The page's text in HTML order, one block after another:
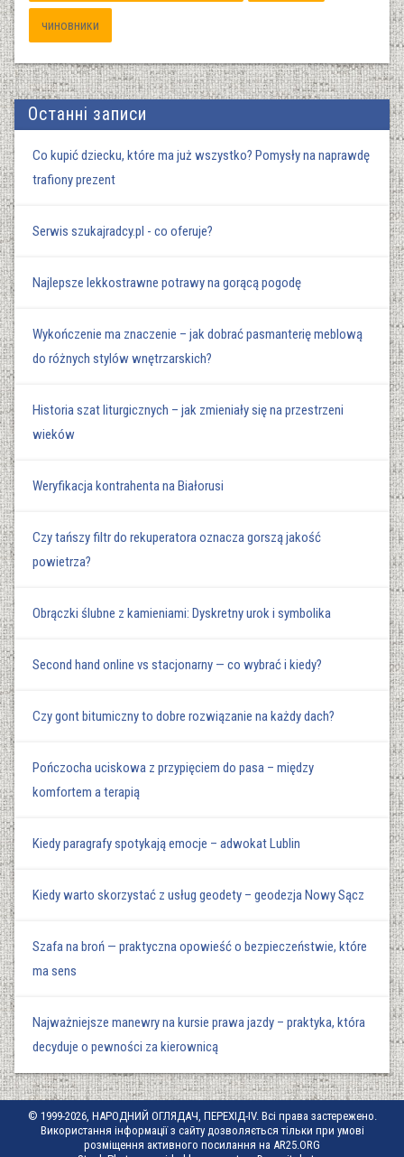
чиновники
Останні записи
Co kupić dziecku, które ma już wszystko? Pomysły na naprawdę
trafiony prezent
Serwis szukajradcy.pl - co oferuje?
Najlepsze lekkostrawne potrawy na gorącą pogodę
Wykończenie ma znaczenie – jak dobrać pasmanterię meblową
do różnych stylów wnętrzarskich?
Historia szat liturgicznych – jak zmieniały się na przestrzeni
wieków
Weryfikacja kontrahenta na Białorusi
Czy tańszy filtr do rekuperatora oznacza gorszą jakość
powietrza?
Obrączki ślubne z kamieniami: Dyskretny urok i symbolika
Second hand online vs stacjonarny — co wybrać i kiedy?
Czy gont bitumiczny to dobre rozwiązanie na każdy dach?
Pończocha uciskowa z przypięciem do pasa – między
komfortem a terapią
Kiedy paragrafy spotykają emocje – adwokat Lublin
Kiedy warto skorzystać z usług geodety – geodezja Nowy Sącz
Szafa na broń — praktyczna opowieść o bezpieczeństwie, które
ma sens
Najważniejsze manewry na kursie prawa jazdy – praktyka, która
decyduje o pewności za kierownicą
© 1999-2026, НАРОДНИЙ ОГЛЯДАЧ, ПЕРЕХІД-IV. Всі права застережено.
Використання інформації з сайту дозволяється тільки при умові
розміщення активного посилання на AR25.ORG